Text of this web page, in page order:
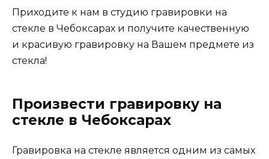
Приходите к нам в студию гравировки на
стекле в Чебоксарах и получите качественную
и красивую гравировку на Вашем предмете из
стекла!
Произвести гравировку на
стекле в Чебоксарах
Гравировка на стекле является одним из самых